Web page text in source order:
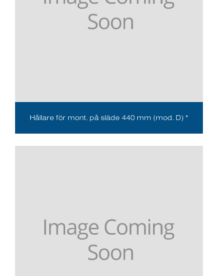
Hållare för mont. på släde 440 mm (mod. D) *